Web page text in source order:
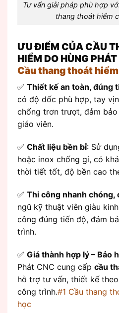
Tư vấn giải pháp phù hợp
thang thoát hiểm
ƯU ĐIỂM CỦA CẦU
HIỂM DO HÙNG
Cầu thang thoát
✅ Thiết kế an toàn, đúng
có độ dốc phù hợp, tay
chống trơn trượt, đảm
giáo viên.
✅ Chất liệu bền bỉ: Sử
hoặc inox chống gỉ, có
thời tiết tốt, độ bền cao
✅ Thi công nhanh chóng,
ngũ kỹ thuật viên giàu
công đúng tiến độ, đảm
trình.
✅ Giá thành hợp lý – Bảo
Phát CNC cung cấp cầu
hỗ trợ tư vấn, thiết kế
công trình.#1 Cầu thang
học